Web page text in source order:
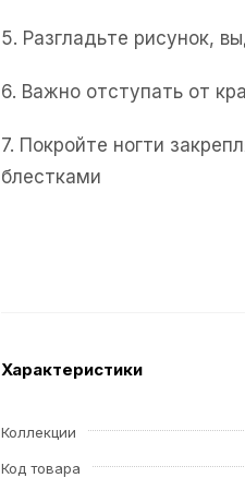
5. Разгладьте рисунок,
6. Важно отступать от
7. Покройте ногти
блестками
Характеристики
Коллекции
Код товара